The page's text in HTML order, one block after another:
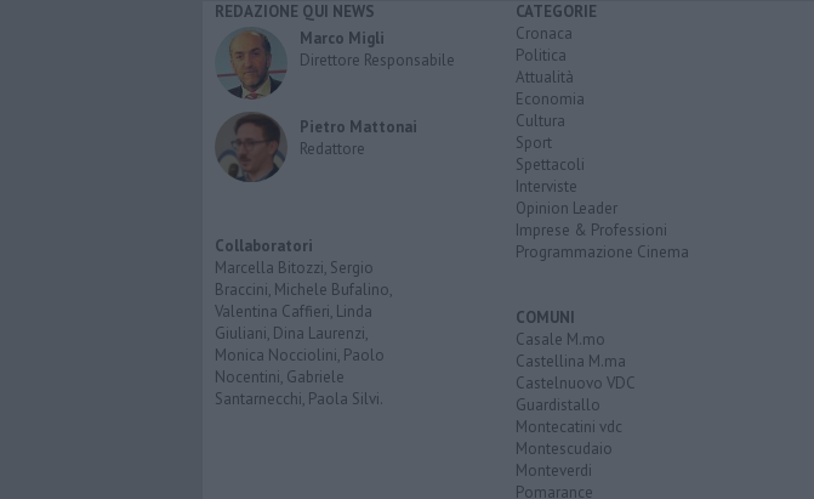
REDAZIONE QUI NEWS
Marco Migli
Direttore Responsabile
Pietro Mattonai
Redattore
Collaboratori
Marcella Bitozzi, Sergio
Braccini, Michele Bufalino,
Valentina Caffieri, Linda
Giuliani, Dina Laurenzi,
Monica Nocciolini, Paolo
Nocentini, Gabriele
Santarnecchi, Paola Silvi.
CATEGORIE
Cronaca
Politica
Attualità
Economia
Cultura
Sport
Spettacoli
Interviste
Opinion Leader
Imprese & Professioni
Programmazione Cinema
COMUNI
Casale M.mo
Castellina M.ma
Castelnuovo VDC
Guardistallo
Montecatini vdc
Montescudaio
Monteverdi
Pomarance